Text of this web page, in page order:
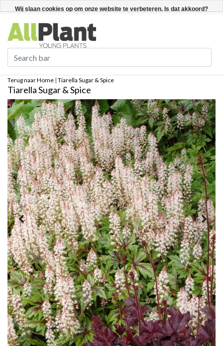
Registreren / Inloggen Nederlands
Terug naar Home | Tiarella Sugar & Spice
Tiarella Sugar & Spice
Wij slaan cookies op om onze website te verbeteren. Is dat akkoord?